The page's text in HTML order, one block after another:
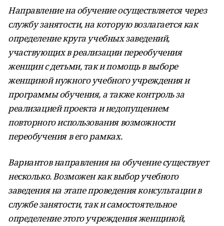
Направление на обучение осуществляется через
службу занятости, на которую возлагается как
определение круга учебных заведений,
участвующих в реализации переобучения
женщин с детьми, так и помощь в выборе
женщиной нужного учебного учреждения и
программы обучения, а также контроль за
реализацией проекта и недопущением
повторного использования возможности
переобучения в его рамках.
Вариантов направления на обучение существует
несколько. Возможен как выбор учебного
заведения на этапе проведения консультации в
службе занятости, так и самостоятельное
определение этого учреждения женщиной,